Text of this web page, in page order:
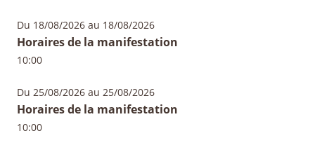
Du 18/08/2026 au 18/08/2026
Horaires de la manifestation
10:00
Du 25/08/2026 au 25/08/2026
Horaires de la manifestation
10:00